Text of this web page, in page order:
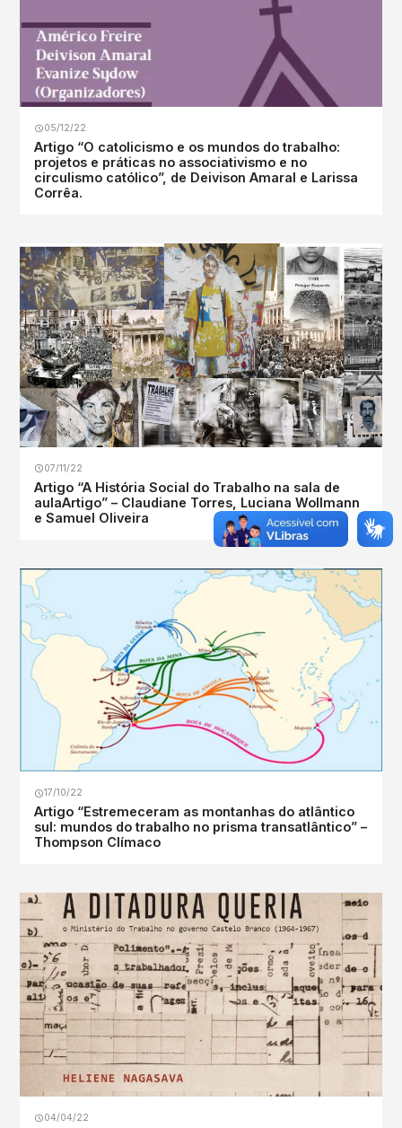
05/12/22
Artigo “O catolicismo e os mundos do trabalho:
projetos e práticas no associativismo e no
circulismo católico”, de Deivison Amaral e Larissa
Corrêa.
07/11/22
Artigo “A História Social do Trabalho na sala de
aulaArtigo” – Claudiane Torres, Luciana Wollmann
e Samuel Oliveira
17/10/22
Artigo “Estremeceram as montanhas do atlântico
sul: mundos do trabalho no prisma transatlântico” –
Thompson Clímaco
04/04/22